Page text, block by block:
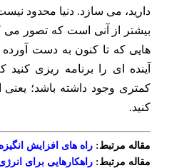
دارید، می‌ سازد. دنیا محدود
بیشتر از آنی است که تصور می‌
هایی که تا کنون به‌ دست آورده‌
آینده‌ ای را برنامه‌ ریزی
کمتری وجود داشته باشد؛ یعنی
کنید.
مقاله مرتبط: راه های افزایش انگیزه
مقاله مرتبط: راهکارهایی برای